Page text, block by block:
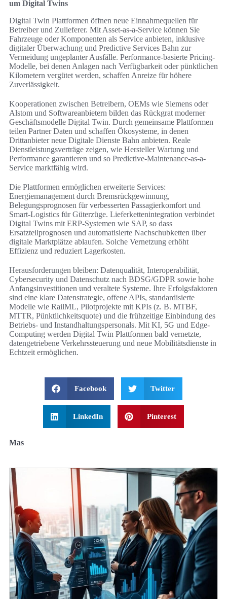
um Digital Twins
Digital Twin Plattformen öffnen neue Einnahmequellen für
Betreiber und Zulieferer. Mit Asset-as-a-Service können Sie
Fahrzeuge oder Komponenten als Service anbieten, inklusive
digitaler Überwachung und Predictive Services Bahn zur
Vermeidung ungeplanter Ausfälle. Performance-basierte Pricing-
Modelle, bei denen Anlagen nach Verfügbarkeit oder pünktlichen
Kilometern vergütet werden, schaffen Anreize für höhere
Zuverlässigkeit.
Kooperationen zwischen Betreibern, OEMs wie Siemens oder
Alstom und Softwareanbietern bilden das Rückgrat moderner
Geschäftsmodelle Digital Twin. Durch gemeinsame Plattformen
teilen Partner Daten und schaffen Ökosysteme, in denen
Drittanbieter neue Digitale Dienste Bahn anbieten. Reale
Dienstleistungsverträge zeigen, wie Hersteller Wartung und
Performance garantieren und so Predictive-Maintenance-as-a-
Service marktfähig wird.
Die Plattformen ermöglichen erweiterte Services:
Energiemanagement durch Bremsrückgewinnung,
Belegungsprognosen für verbesserten Passagierkomfort und
Smart-Logistics für Güterzüge. Lieferkettenintegration verbindet
Digital Twins mit ERP-Systemen wie SAP, so dass
Ersatzteilprognosen und automatisierte Nachschubketten über
digitale Marktplätze ablaufen. Solche Vernetzung erhöht
Effizienz und reduziert Lagerkosten.
Herausforderungen bleiben: Datenqualität, Interoperabilität,
Cybersecurity und Datenschutz nach BDSG/GDPR sowie hohe
Anfangsinvestitionen und veraltete Systeme. Ihre Erfolgsfaktoren
sind eine klare Datenstrategie, offene APIs, standardisierte
Modelle wie RailML, Pilotprojekte mit KPIs (z. B. MTBF,
MTTR, Pünktlichkeitsquote) und die frühzeitige Einbindung des
Betriebs- und Instandhaltungspersonals. Mit KI, 5G und Edge-
Computing werden Digital Twin Plattformen bald vernetzte,
datengetriebene Verkehrssteuerung und neue Mobilitätsdienste in
Echtzeit ermöglichen.
Facebook Twitter
LinkedIn Pinterest
Mas